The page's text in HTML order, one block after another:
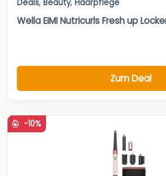
Deals, Beauty, Haarpflege
Wella EIMI Nutricurls Fresh up
Zum Deal
-10%